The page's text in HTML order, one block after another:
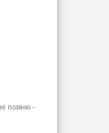
помню -